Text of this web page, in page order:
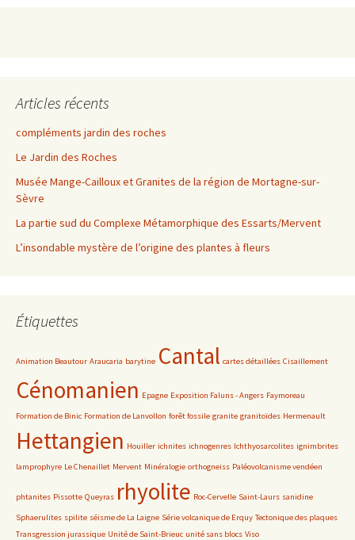
Articles récents
compléments jardin des roches
Le Jardin des Roches
Musée Mange-Cailloux et Granites de la région de Mortagne-sur-
Sèvre
La partie sud du Complexe Métamorphique des Essarts/Mervent
L’insondable mystère de l’origine des plantes à fleurs
Étiquettes
Animation Beautour Araucaria barytine Cantal cartes détaillées Cisaillement
Cénomanien Epagne Exposition Faluns - Angers Faymoreau
Formation de Binic Formation de Lanvollon forêt fossile granite granitoïdes Hermenault
Hettangien Houiller ichnites ichnogenres Ichthyosarcolites ignimbrites
lamprophyre Le Chenaillet Mervent Minéralogie orthogneiss Paléovolcanisme vendéen
phtanites Pissotte Queyras rhyolite Roc-Cervelle Saint-Laurs sanidine
Sphaerulites spilite séisme de La Laigne Série volcanique de Erquy Tectonique des plaques
Transgression jurassique Unité de Saint-Brieuc unité sans blocs Viso